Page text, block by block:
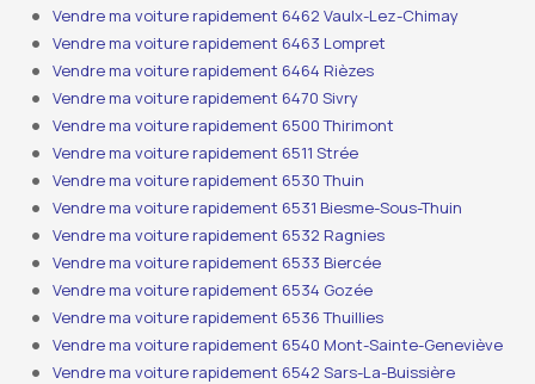
Vendre ma voiture rapidement 6462 Vaulx-Lez-Chimay
Vendre ma voiture rapidement 6463 Lompret
Vendre ma voiture rapidement 6464 Rièzes
Vendre ma voiture rapidement 6470 Sivry
Vendre ma voiture rapidement 6500 Thirimont
Vendre ma voiture rapidement 6511 Strée
Vendre ma voiture rapidement 6530 Thuin
Vendre ma voiture rapidement 6531 Biesme-Sous-Thuin
Vendre ma voiture rapidement 6532 Ragnies
Vendre ma voiture rapidement 6533 Biercée
Vendre ma voiture rapidement 6534 Gozée
Vendre ma voiture rapidement 6536 Thuillies
Vendre ma voiture rapidement 6540 Mont-Sainte-Geneviève
Vendre ma voiture rapidement 6542 Sars-La-Buissière